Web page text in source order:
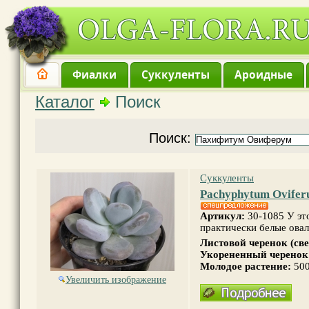
Фиалки Суккуленты Ароидные
Каталог Поиск
Поиск:
Увеличить изображение
Суккуленты
Pachyphytum
Артикул: 30-1085 У
практически белые
Листовой черенок
Укорененный
Молодое растение: